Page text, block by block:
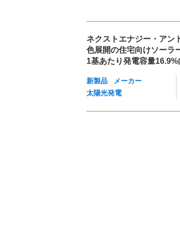
ネクストエナジー・アン
色展開の住宅向けソーラ
1基あたり発電容量16.9%
新製品
メーカー
太陽光発電